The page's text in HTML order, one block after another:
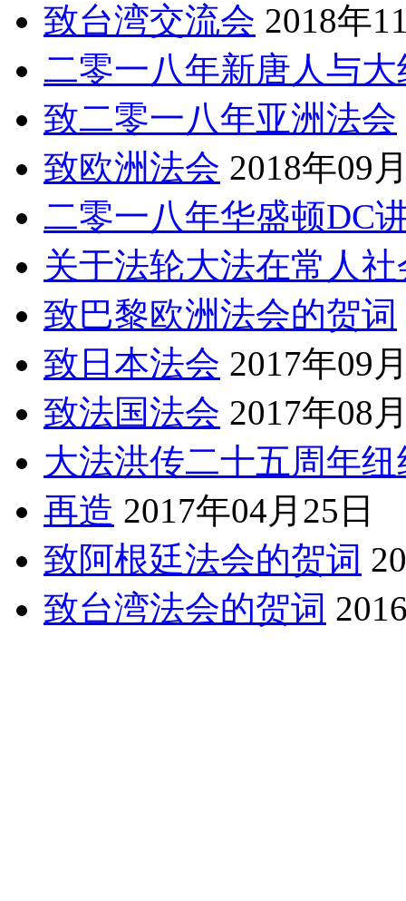
致台湾交流会 2018年
二零一八年新唐人与
致二零一八年亚洲法会
致欧洲法会 2018年09
二零一八年华盛顿DC
关于法轮大法在常人
致巴黎欧洲法会的贺词
致日本法会 2017年09
致法国法会 2017年08
大法洪传二十五周年
再造 2017年04月25日
致阿根廷法会的贺词
致台湾法会的贺词